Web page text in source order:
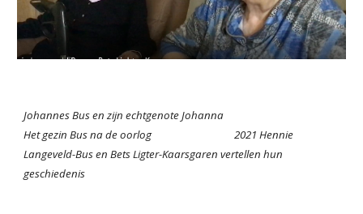
Johannes Bus en zijn echtgenote Johanna
Het gezin Bus na de oorlog 2021 Hennie
Langeveld-Bus en Bets Ligter-Kaarsgaren vertellen hun
geschiedenis